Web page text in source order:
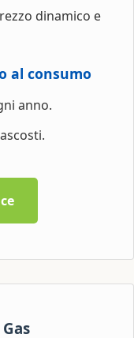
dinamico e
al consumo
anno.